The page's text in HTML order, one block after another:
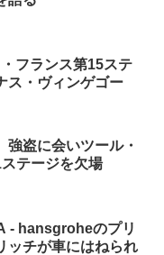
フランス第15ステ
・ヴィンゲゴー
強盗に会いツール・
ステージを欠場
- hansgroheのプリ
ッチが車にはねられ